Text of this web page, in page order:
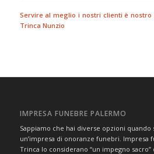
Servire al meglio i nostri clienti è nostro
Trinca Nunzio
IMPRESA FUNEBRE PALERMO
Sappiamo che hai diverse opzioni
un’impresa di onoranze funebri. Impresa
Trinca lo considerano “un impegno